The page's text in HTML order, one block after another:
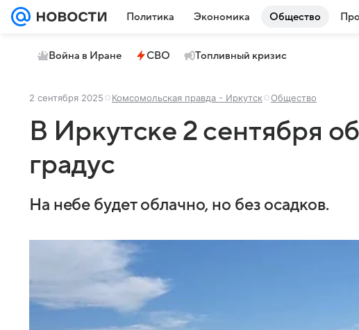
Политика Экономика Общество
Война в Иране СВО Топливный кризис
2 сентября 2025 Комсомольская правда - Иркутск Общество
В Иркутске 2 сентября
градус
На небе будет облачно, но без осадков.